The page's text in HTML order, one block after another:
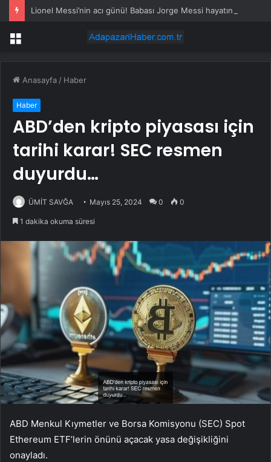
Menü
Anasayfa / Haber
Haber
ABD’den kripto piyasası için
tarihi karar! SEC resmen
duyurdu…
ÜMİT SAVĞA Mayıs 25, 2024 0 0
1 dakika okuma süresi
ABD Menkul Kıymetler ve Borsa Komisyonu (SEC) Spot
Ethereum ETF’lerin önünü açacak yasa değişikliğini
onayladı.